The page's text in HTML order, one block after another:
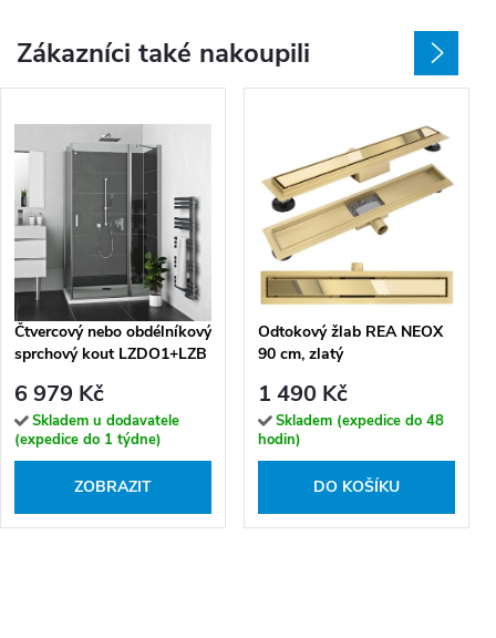
Zákazníci také nakoupili
Čtvercový nebo obdélníkový
sprchový kout LZDO1+LZB
6 979 Kč
Skladem u dodavatele
(expedice do 1 týdne)
ZOBRAZIT
Odtokový žlab REA NEOX
90 cm, zlatý
1 490 Kč
Skladem (expedice do 48
hodin)
DO KOŠÍKU